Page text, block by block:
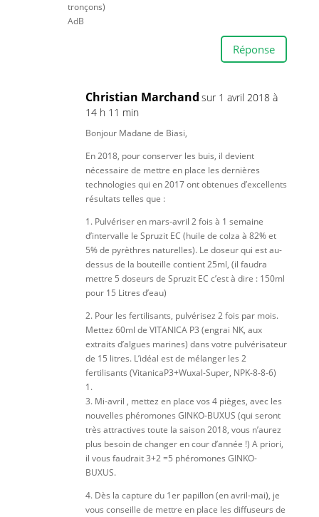
tronçons)
AdB
Réponse
Christian Marchand sur 1 avril 2018 à
14 h 11 min
Bonjour Madane de Biasi,
En 2018, pour conserver les buis, il devient
nécessaire de mettre en place les dernières
technologies qui en 2017 ont obtenues d’excellents
résultats telles que :
1. Pulvériser en mars-avril 2 fois à 1 semaine
d’intervalle le Spruzit EC (huile de colza à 82% et
5% de pyrèthres naturelles). Le doseur qui est au-
dessus de la bouteille contient 25ml, (il faudra
mettre 5 doseurs de Spruzit EC c’est à dire : 150ml
pour 15 Litres d’eau)
2. Pour les fertilisants, pulvérisez 2 fois par mois.
Mettez 60ml de VITANICA P3 (engrai NK, aux
extraits d’algues marines) dans votre pulvérisateur
de 15 litres. L’idéal est de mélanger les 2
fertilisants (VitanicaP3+Wuxal-Super, NPK-8-8-6)
1.
3. Mi-avril , mettez en place vos 4 pièges, avec les
nouvelles phéromones GINKO-BUXUS (qui seront
très attractives toute la saison 2018, vous n’aurez
plus besoin de changer en cour d’année !) A priori,
il vous faudrait 3+2 =5 phéromones GINKO-
BUXUS.
4. Dès la capture du 1er papillon (en avril-mai), je
vous conseille de mettre en place les diffuseurs de